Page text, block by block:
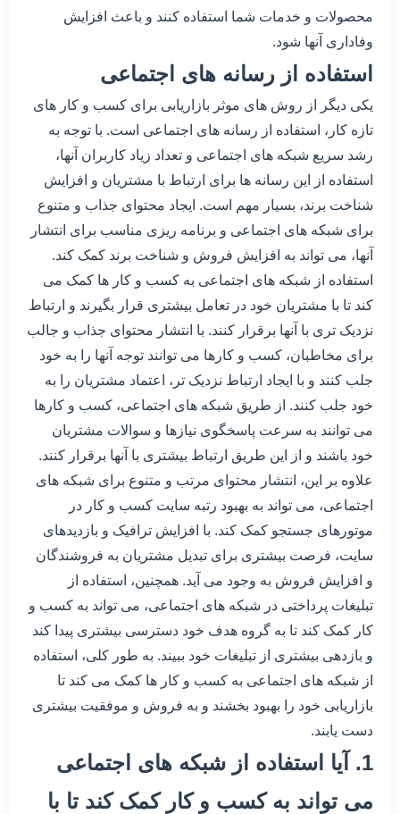
محصولات و خدمات شما استفاده کنند و باعث افزایش
وفاداری آنها شود.
استفاده از رسانه های اجتماعی
یکی دیگر از روش های موثر بازاریابی برای کسب و کار های
تازه کار، استفاده از رسانه های اجتماعی است. با توجه به
رشد سریع شبکه های اجتماعی و تعداد زیاد کاربران آنها،
استفاده از این رسانه ها برای ارتباط با مشتریان و افزایش
شناخت برند، بسیار مهم است. ایجاد محتوای جذاب و متنوع
برای شبکه های اجتماعی و برنامه ریزی مناسب برای انتشار
آنها، می تواند به افزایش فروش و شناخت برند کمک کند.
استفاده از شبکه های اجتماعی به کسب و کار ها کمک می
کند تا با مشتریان خود در تعامل بیشتری قرار بگیرند و ارتباط
نزدیک تری با آنها برقرار کنند. با انتشار محتوای جذاب و جالب
برای مخاطبان، کسب و کارها می توانند توجه آنها را به خود
جلب کنند و با ایجاد ارتباط نزدیک تر، اعتماد مشتریان را به
خود جلب کنند. از طریق شبکه های اجتماعی، کسب و کارها
می توانند به سرعت پاسخگوی نیازها و سوالات مشتریان
خود باشند و از این طریق ارتباط بیشتری با آنها برقرار کنند.
علاوه بر این، انتشار محتوای مرتب و متنوع برای شبکه های
اجتماعی، می تواند به بهبود رتبه سایت کسب و کار در
موتورهای جستجو کمک کند. با افزایش ترافیک و بازدیدهای
سایت، فرصت بیشتری برای تبدیل مشتریان به فروشندگان
و افزایش فروش به وجود می آید. همچنین، استفاده از
تبلیغات پرداختی در شبکه های اجتماعی، می تواند به کسب و
کار کمک کند تا به گروه هدف خود دسترسی بیشتری پیدا کند
و بازدهی بیشتری از تبلیغات خود ببیند. به طور کلی، استفاده
از شبکه های اجتماعی به کسب و کار ها کمک می کند تا
بازاریابی خود را بهبود بخشند و به فروش و موفقیت بیشتری
دست یابند.
1. آیا استفاده از شبکه های اجتماعی
می تواند به کسب و کار کمک کند تا با